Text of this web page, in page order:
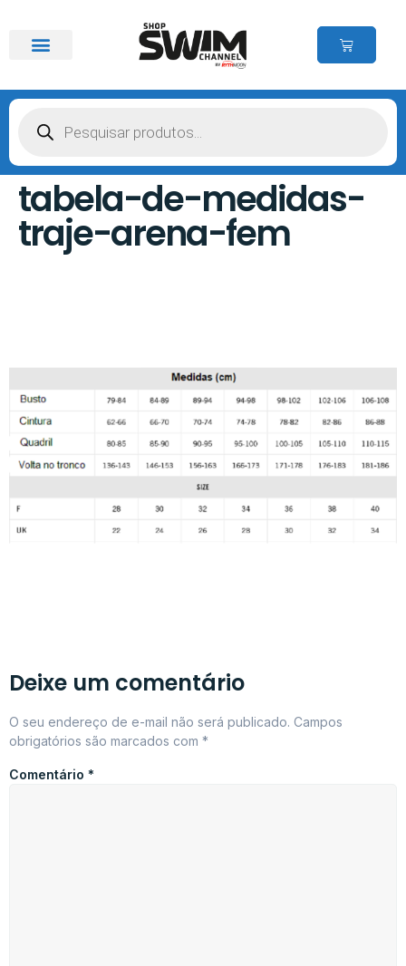
tabela-de-medidas-
traje-arena-fem
Deixe um comentário
O seu endereço de e-mail não será publicado. Campos
obrigatórios são marcados com *
Comentário *